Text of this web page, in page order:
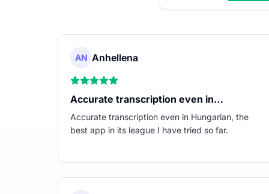
AN Anhellena
Accurate transcription even in…
Accurate transcription even in Hungarian, the
best app in its league I have tried so far.